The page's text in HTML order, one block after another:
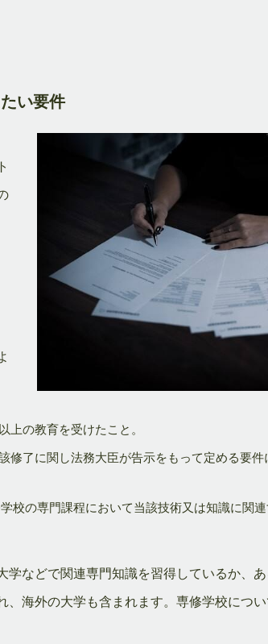
い要件
上の教育を受けたこと。
了に関し法務大臣が告示をもって定める要
校の専門課程において当該技術又は知識に関
などで関連専門知識を習得しているか、
海外の大学も含まれます。専修学校につい